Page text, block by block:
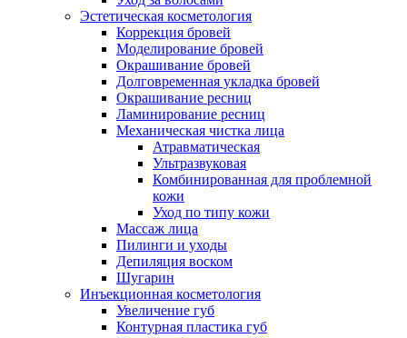
Эстетическая косметология
Коррекция бровей
Моделирование бровей
Окрашивание бровей
Долговременная укладка бровей
Окрашивание ресниц
Ламинирование ресниц
Механическая чистка лица
Атравматическая
Ультразвуковая
Комбинированная для проблемной
кожи
Уход по типу кожи
Массаж лица
Пилинги и уходы
Депиляция воском
Шугарин
Инъекционная косметология
Увеличение губ
Контурная пластика губ